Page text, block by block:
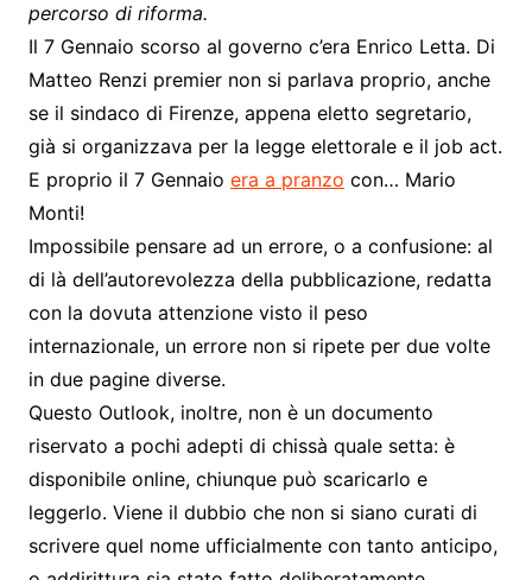
percorso di riforma.
Il 7 Gennaio scorso al governo c’era Enrico Letta. Di
Matteo Renzi premier non si parlava proprio, anche
se il sindaco di Firenze, appena eletto segretario,
già si organizzava per la legge elettorale e il job act.
E proprio il 7 Gennaio era a pranzo con… Mario
Monti!
Impossibile pensare ad un errore, o a confusione: al
di là dell’autorevolezza della pubblicazione, redatta
con la dovuta attenzione visto il peso
internazionale, un errore non si ripete per due volte
in due pagine diverse.
Questo Outlook, inoltre, non è un documento
riservato a pochi adepti di chissà quale setta: è
disponibile online, chiunque può scaricarlo e
leggerlo. Viene il dubbio che non si siano curati di
scrivere quel nome ufficialmente con tanto anticipo,